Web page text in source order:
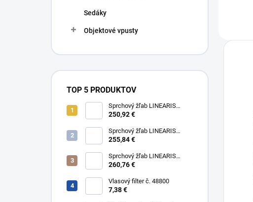
Sedáky
Objektové vpusty
TOP 5 PRODUKTOV
Sprchový žľab LINEARIS
Compact č. 45600.63M, L 75
304
250,92 €
Sprchový žľab LINEARIS
Compact č. 45600.64M, L 85
304
255,84 €
Sprchový žľab LINEARIS
Compact č. 45600.65M, L 95
304
260,76 €
Vlasový filter č. 48800
7,38 €